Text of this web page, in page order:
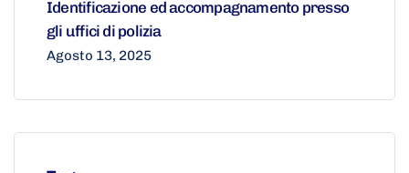
Identificazione ed accompagnamento presso
gli uffici di polizia
Agosto 13, 2025